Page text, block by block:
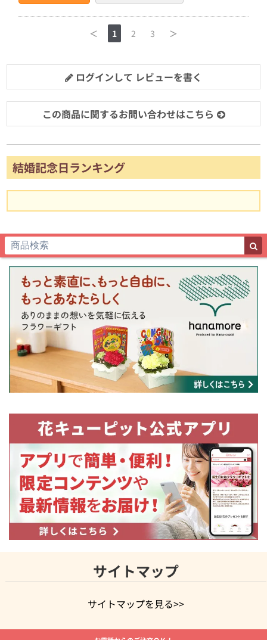
＜ 1 2 3 ＞
ログインして レビューを書く
この商品に関するお問い合わせはこちら
結婚記念日ランキング
サイトマップ
サイトマップを見る>>
よく贈られる花
お祝いの花特集
誕生日フラワーギフト特集